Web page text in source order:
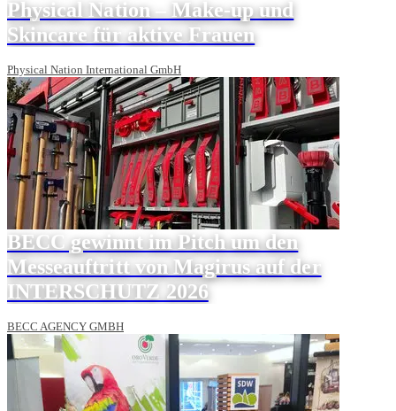
Physical Nation – Make-up und
Skincare für aktive Frauen
Physical Nation International GmbH
BECC gewinnt im Pitch um den
Messeauftritt von Magirus auf der
INTERSCHUTZ 2026
BECC AGENCY GMBH